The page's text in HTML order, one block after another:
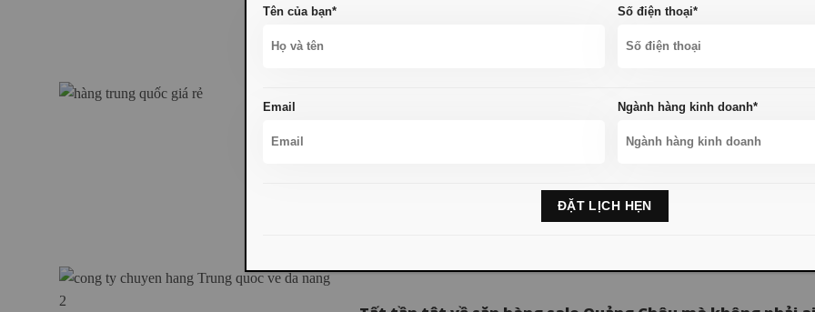
Tại sao hàng Trung Quốc lại có giá rẻ?
Tên của bạn* Số điện thoại*
Email Ngành hàng kinh doanh*